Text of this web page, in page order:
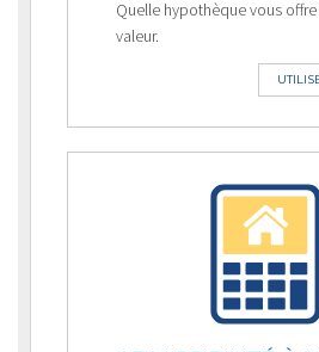
Quelle hypothèque vous
valeur.